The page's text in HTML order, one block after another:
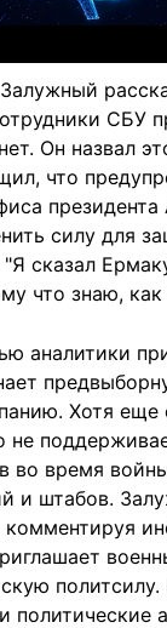
СБУ
Он назвал
что
силу для
сказал
что знаю, как
аналитики
Хотя еще
не
во время
и штабов.
комментируя
политические